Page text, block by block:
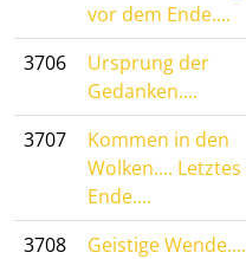
vor dem Ende....
3706
Ursprung der
Gedanken....
3707
Kommen in den
Wolken.... Letztes
Ende....
3708 Geistige Wende....